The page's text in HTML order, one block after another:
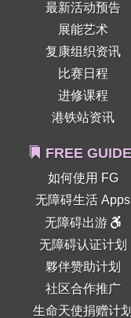
最新活动预告
展能艺术
复康组织资讯
比赛日程
进修课程
港铁站资讯
FREE
如何使用 FG
无障碍生活 Apps
无障碍出游
无障碍认证计划
夥伴赞助计划
社区合作推广
生命天使捐赠计划